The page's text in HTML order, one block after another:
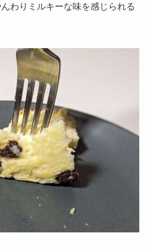
わりミルキーな味を感じられる